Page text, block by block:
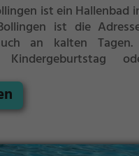
ist ein Hallenbad
ist die
an kalten
Kindergeburtstag
Kosten.